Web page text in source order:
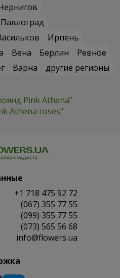
Павлоград
Ирпень
Вена Берлин
Ревное
Варна
другие регионы
Pink Athena”
Athena roses"
+1 718 475 92 72
(067) 355 77 55
(099) 355 77 55
(073) 565 56 68
info@flowers.ua